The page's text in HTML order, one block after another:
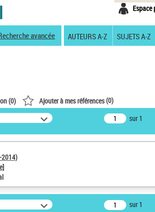
Espace
avancée AUTEURS A-Z SUJETS A-Z
(0) Ajouter à mes références(0)
sur 1
2014)
sur 1